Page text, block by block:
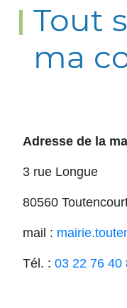
Tout
ma
Adresse de la
3 rue Longue
80560
mail :
Tél. : 03 22 76 40